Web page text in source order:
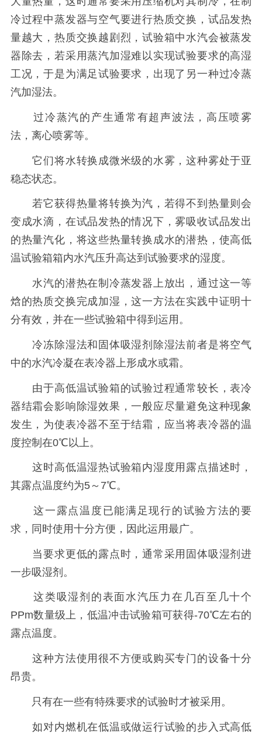
冷过程中蒸发器与空气要进行热质交换，试品发热
量越大，热质交换越剧烈，试验箱中水汽会被蒸发
器除去，若采用蒸汽加湿难以实现试验要求的高湿
工况，于是为满足试验要求，出现了另一种过冷蒸
汽加湿法。
过冷蒸汽的产生通常有超声波法，高压喷雾
法，离心喷雾等。
它们将水转换成微米级的水雾，这种雾处于亚
稳态状态。
若它获得热量将转换为汽，若得不到热量则会
变成水滴，在试品发热的情况下，雾吸收试品发出
的热量汽化，将这些热量转换成水的潜热，使高低
温试验箱箱内水汽压升高达到试验要求的湿度。
水汽的潜热在制冷蒸发器上放出，通过这一等
焓的热质交换完成加湿，这一方法在实践中证明十
分有效，并在一些试验箱中得到运用。
冷冻除湿法和固体吸湿剂除湿法前者是将空气
中的水汽冷凝在表冷器上形成水或霜。
由于高低温试验箱的试验过程通常较长，表冷
器结霜会影响除湿效果，一般应尽量避免这种现象
发生，为使表冷器不至于结霜，应当将表冷器的温
度控制在0℃以上。
这时高低温湿热试验箱内湿度用露点描述时，
其露点温度约为5～7℃。
这一露点温度已能满足现行的试验方法的要
求，同时使用十分方便，因此运用最广。
当要求更低的露点时，通常采用固体吸湿剂进
一步吸湿剂。
这类吸湿剂的表面水汽压力在几百至几十个
PPm数量级上，低温冲击试验箱可获得-70℃左右的
露点温度。
这种方法使用很不方便或购买专门的设备十分
昂贵。
只有在一些有特殊要求的试验时才被采用。
如对内燃机在低温或做运行试验的步入式高低